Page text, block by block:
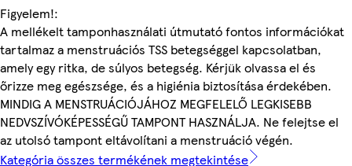
Figyelem!:
A mellékelt tamponhasználati útmutató fontos információkat
tartalmaz a menstruációs TSS betegséggel kapcsolatban,
amely egy ritka, de súlyos betegség. Kérjük olvassa el és
őrizze meg egészsége, és a higiénia biztosítása érdekében.
MINDIG A MENSTRUÁCIÓJÁHOZ MEGFELELŐ LEGKISEBB
NEDVSZÍVÓKÉPESSÉGŰ TAMPONT HASZNÁLJA. Ne felejtse el
az utolsó tampont eltávolítani a menstruáció végén.
Kategória összes termékének megtekintése